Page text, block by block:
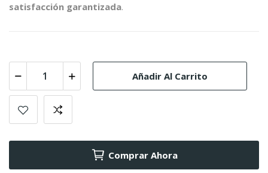
satisfacción garantizada.
Añadir Al Carrito
Comprar Ahora